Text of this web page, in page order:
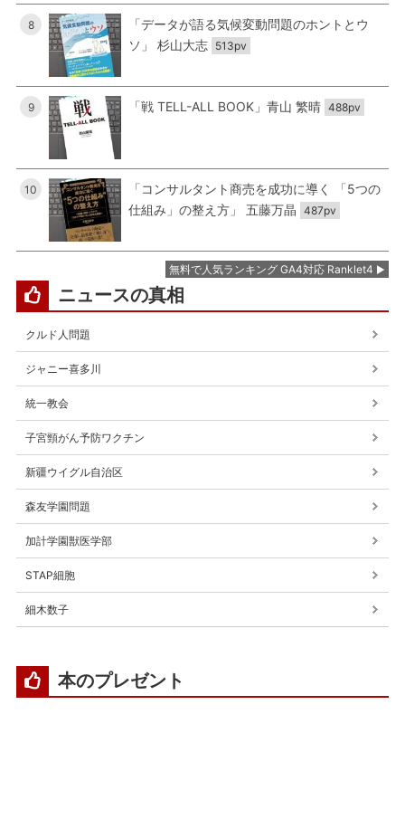
8
「データが語る気候変動問題のホントとウ
ソ」 杉山大志 513pv
9 「戦 TELL-ALL BOOK」青山 繁晴 488pv
10
「コンサルタント商売を成功に導く 「5つの
仕組み」の整え方」 五藤万晶 487pv
無料で人気ランキング GA4対応 Ranklet4
ニュースの真相
クルド人問題
ジャニー喜多川
統一教会
子宮頸がん予防ワクチン
新疆ウイグル自治区
森友学園問題
加計学園獣医学部
STAP細胞
細木数子
本のプレゼント